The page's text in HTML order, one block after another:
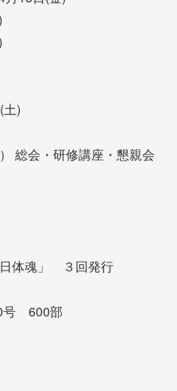
)
総会・研修講座・懇親会
魂」 ３回発行
号 600部